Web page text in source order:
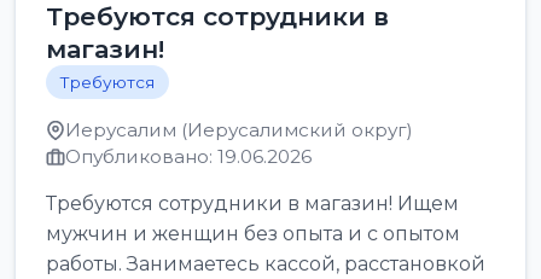
Требуются сотрудники в
магазин!
Требуются
Иерусалим (Иерусалимский округ)
Опубликовано: 19.06.2026
Требуются сотрудники в магазин! Ищем
мужчин и женщин без опыта и с опытом
работы. Занимаетесь кассой, расстановкой